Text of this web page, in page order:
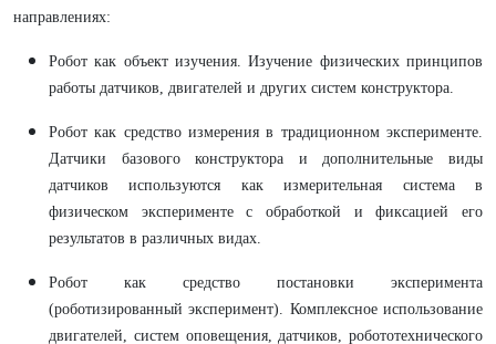
направлениях:
Робот как объект изучения. Изучение физических принципов
работы датчиков, двигателей и других систем конструктора.
Робот как средство измерения в традиционном эксперименте.
Датчики базового конструктора и дополнительные виды
датчиков используются как измерительная система в
физическом эксперименте с обработкой и фиксацией его
результатов в различных видах.
Робот как средство постановки эксперимента
(роботизированный эксперимент). Комплексное использование
двигателей, систем оповещения, датчиков, робототехнического